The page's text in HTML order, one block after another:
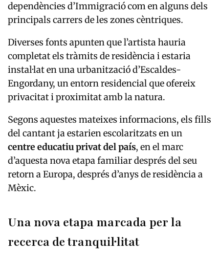
dependències d’Immigració com en alguns dels
principals carrers de les zones cèntriques.
Diverses fonts apunten que l’artista hauria
completat els tràmits de residència i estaria
instal·lat en una urbanització d’Escaldes-
Engordany, un entorn residencial que ofereix
privacitat i proximitat amb la natura.
Segons aquestes mateixes informacions, els fills
del cantant ja estarien escolaritzats en un
centre educatiu privat del país, en el marc
d’aquesta nova etapa familiar després del seu
retorn a Europa, després d’anys de residència a
Mèxic.
Una nova etapa marcada per la
recerca de tranquil·litat